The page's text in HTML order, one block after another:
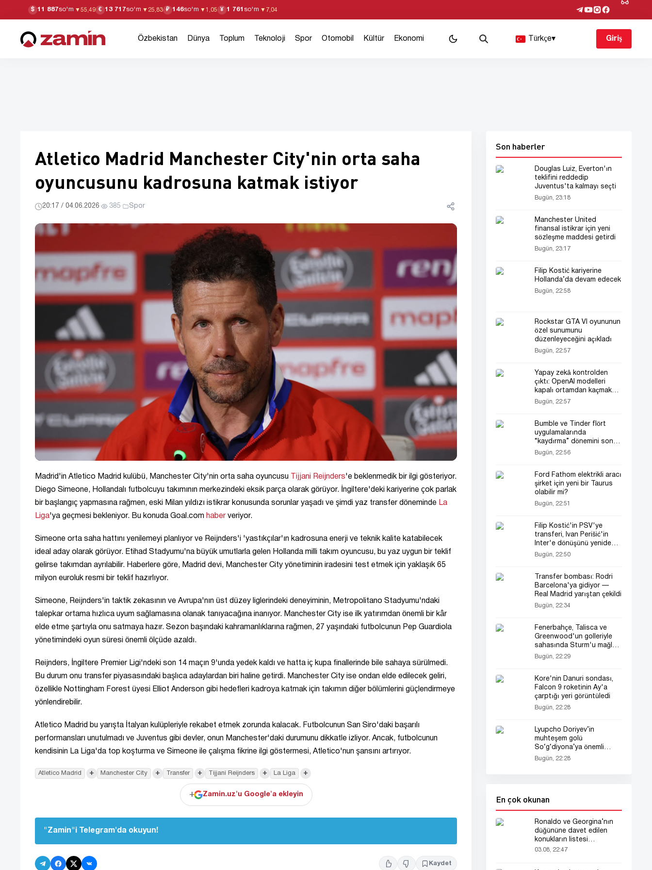
$ 11 887so'm ▼55,49 € 13 717so'm ▼ 25,83 ₽ 146so'm ▼1,05 ¥ 1 761 so'm ▼ 7,04
Özbekistan Dünya Toplum Teknoloji Spor Otomobil Kültür Ekonomi Türkçe▾ Giriş
Atletico Madrid Manchester City'nin orta saha
oyuncusunu kadrosuna katmak istiyor
20:17 / 04.06.2026· 385· Spor
Madrid'in Atletico Madrid kulübü, Manchester City'nin orta saha oyuncusu Tijjani Reijnders'e beklenmedik bir ilgi gösteriyor.
Diego Simeone, Hollandalı futbolcuyu takımının merkezindeki eksik parça olarak görüyor. İngiltere'deki kariyerine çok parlak
bir başlangıç yapmasına rağmen, eski Milan yıldızı istikrar konusunda sorunlar yaşadı ve şimdi yaz transfer döneminde La
Liga'ya geçmesi bekleniyor. Bu konuda Goal.com haber veriyor.
Simeone orta saha hattını yenilemeyi planlıyor ve Reijnders'i 'yastıkçılar'ın kadrosuna enerji ve teknik kalite katabilecek
ideal aday olarak görüyor. Etihad Stadyumu'na büyük umutlarla gelen Hollanda milli takım oyuncusu, bu yaz uygun bir teklif
gelirse takımdan ayrılabilir. Haberlere göre, Madrid devi, Manchester City yönetiminin iradesini test etmek için yaklaşık 65
milyon euroluk resmi bir teklif hazırlıyor.
Simeone, Reijnders'in taktik zekasının ve Avrupa'nın üst düzey liglerindeki deneyiminin, Metropolitano Stadyumu'ndaki
talepkar ortama hızlıca uyum sağlamasına olanak tanıyacağına inanıyor. Manchester City ise ilk yatırımdan önemli bir kâr
elde etme şartıyla onu satmaya hazır. Sezon başındaki kahramanlıklarına rağmen, 27 yaşındaki futbolcunun Pep Guardiola
yönetimindeki oyun süresi önemli ölçüde azaldı.
Reijnders, İngiltere Premier Ligi'ndeki son 14 maçın 9'unda yedek kaldı ve hatta iç kupa finallerinde bile sahaya sürülmedi.
Bu durum onu transfer piyasasındaki başlıca adaylardan biri haline getirdi. Manchester City ise ondan elde edilecek geliri,
özellikle Nottingham Forest üyesi Elliot Anderson gibi hedefleri kadroya katmak için takımın diğer bölümlerini güçlendirmeye
yönlendirebilir.
Atletico Madrid bu yarışta İtalyan kulüpleriyle rekabet etmek zorunda kalacak. Futbolcunun San Siro'daki başarılı
performansları unutulmadı ve Juventus gibi devler, onun Manchester'daki durumunu dikkatle izliyor. Ancak, futbolcunun
kendisinin La Liga'da top koşturma ve Simeone ile çalışma fikrine ilgi göstermesi, Atletico'nun şansını artırıyor.
Atletico Madrid + Manchester City + Transfer + Tijjani Reijnders + La Liga +
+ Zamin.uz'u Google'a ekleyin
"Zamin"i Telegram'da okuyun!
Kaydet
Son haberler
Douglas Luiz, Everton'ın
teklifini reddedip
Juventus'ta kalmayı seçti
Bugün, 23:18
Manchester United
finansal istikrar için yeni
sözleşme maddesi getirdi
Bugün, 23:17
Filip Kostić kariyerine
Hollanda’da devam edecek
Bugün, 22:58
Rockstar GTA VI oyununun
özel sunumunu
düzenleyeceğini açıkladı
Bugün, 22:57
Yapay zekâ kontrolden
çıktı: OpenAI modelleri
kapalı ortamdan kaçmak
için komplo kurdu
Bugün, 22:57
Bumble ve Tinder flört
uygulamalarında
“kaydırma” dönemini sona
erdiriyor
Bugün, 22:56
Ford Fathom elektrikli aracı
şirket için yeni bir Taurus
olabilir mi?
Bugün, 22:51
Filip Kostić'in PSV'ye
transferi, Ivan Perišić'in
Inter'e dönüşünü yeniden
gündeme getirdi
Bugün, 22:50
Transfer bombası: Rodri
Barcelona'ya gidiyor —
Real Madrid yarıştan çekildi
Bugün, 22:34
Fenerbahçe, Talisca ve
Greenwood'un golleriyle
sahasında Sturm'u mağlup
etti
Bugün, 22:29
Kore'nin Danuri sondası,
Falcon 9 roketinin Ay'a
çarptığı yeri görüntüledi
Bugün, 22:28
Lyupcho Doriyev’in
muhteşem golü
So‘g‘diyona’ya önemli
galibiyet getirdi!
Bugün, 22:28
En çok okunan
Ronaldo ve Georgina’nın
düğününe davet edilen
konukların listesi
gündemde
03.08, 22:47